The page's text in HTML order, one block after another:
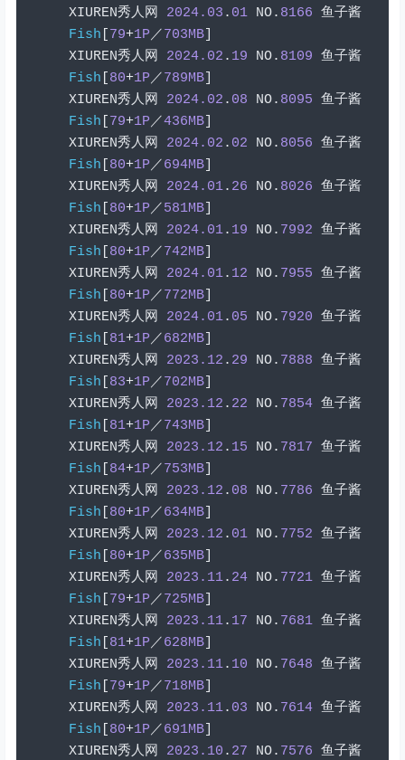
XIUREN秀人网 2024.03 . 01 NO. 8166 鱼子酱
Fish
79+1P／703MB]
XIUREN秀人网 2024.02 . 19 NO. 8109 鱼子酱
Fish
80+1P／789MB]
XIUREN秀人网 2024.02 . 08 NO. 8095 鱼子酱
Fish
79+1P／436MB]
XIUREN秀人网 2024.02 . 02 NO. 8056 鱼子酱
Fish
80+1P／694MB]
XIUREN秀人网 2024.01. 26 NO. 8026 鱼子酱
Fish
80+1P／581MB]
XIUREN秀人网 2024.01. 19 NO. 7992 鱼子酱
Fish
80+1P／742MB]
XIUREN秀人网 2024.01. 12 NO. 7955 鱼子酱
Fish
80+1P／772MB]
XIUREN秀人网 2024.01. 05 NO. 7920 鱼子酱
Fish
81+1P／682MB]
XIUREN秀人网 2023.12 . 29 NO. 7888 鱼子酱
Fish
83+1P／702MB]
XIUREN秀人网 2023.12 . 22 NO. 7854 鱼子酱
Fish
81+1P／743MB]
XIUREN秀人网 2023.12 . 15 NO. 7817 鱼子酱
Fish
84+1P／753MB]
XIUREN秀人网 2023.12 . 08 NO. 7786 鱼子酱
Fish
80+1P／634MB]
XIUREN秀人网 2023.12 . 01 NO. 7752 鱼子酱
Fish
80+1P／635MB]
XIUREN秀人网 2023.11. 24 NO. 7721 鱼子酱
Fish
79+1P／725MB]
XIUREN秀人网 2023.11. 17 NO. 7681 鱼子酱
Fish
81+1P／628MB]
XIUREN秀人网 2023.11. 10 NO. 7648 鱼子酱
Fish
79+1P／718MB]
XIUREN秀人网 2023.11. 03 NO. 7614 鱼子酱
Fish
80+1P／691MB]
XIUREN秀人网 2023.10 . 27 NO. 7576 鱼子酱